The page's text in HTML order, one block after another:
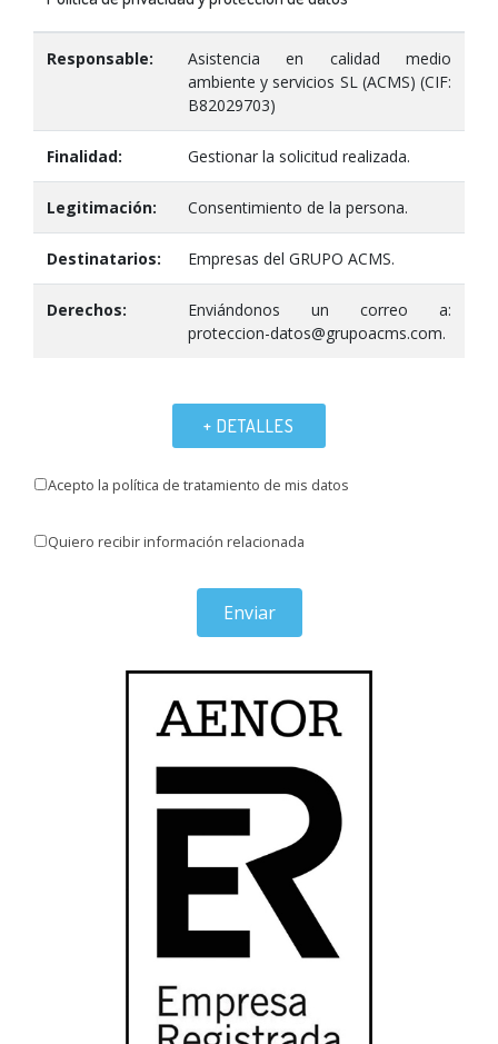
Responsable:
Asistencia en calidad medio
ambiente y servicios SL (ACMS) (CIF:
B82029703)
Finalidad: Gestionar la solicitud realizada.
Legitimación: Consentimiento de la persona.
Destinatarios: Empresas del GRUPO ACMS.
Derechos:
Enviándonos un correo a:
proteccion-datos@grupoacms.com.
+ DETALLES
Acepto la política de tratamiento de mis datos
Quiero recibir información relacionada
Enviar